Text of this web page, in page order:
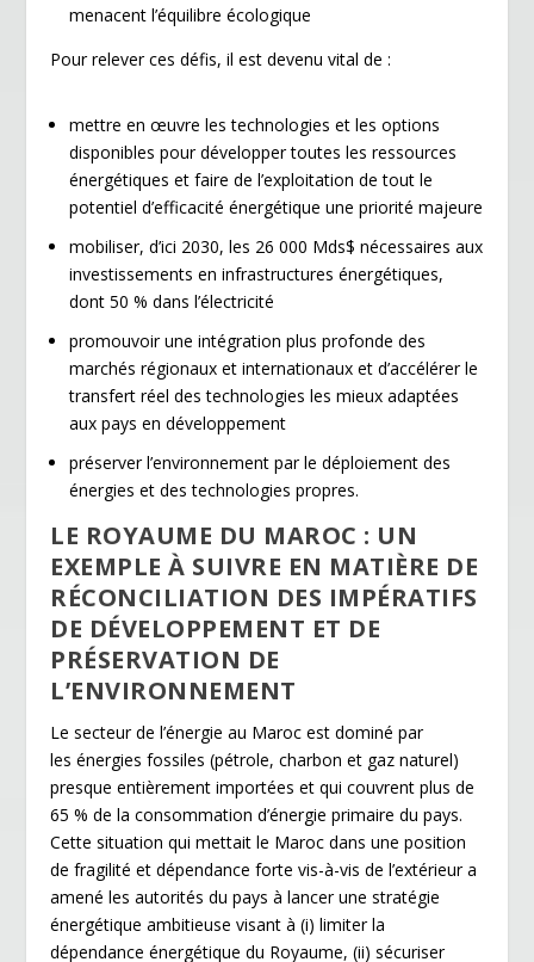
menacent l’équilibre écologique
Pour relever ces défis, il est devenu vital de :
mettre en œuvre les technologies et les options
disponibles pour développer toutes les ressources
énergétiques et faire de l’exploitation de tout le
potentiel d’efficacité énergétique une priorité majeure
mobiliser, d’ici 2030, les 26 000 Mds$ nécessaires aux
investissements en infrastructures énergétiques,
dont 50 % dans l’électricité
promouvoir une intégration plus profonde des
marchés régionaux et internationaux et d’accélérer le
transfert réel des technologies les mieux adaptées
aux pays en développement
préserver l’environnement par le déploiement des
énergies et des technologies propres.
LE ROYAUME DU MAROC : UN
EXEMPLE À SUIVRE EN MATIÈRE DE
RÉCONCILIATION DES IMPÉRATIFS
DE DÉVELOPPEMENT ET DE
PRÉSERVATION DE
L’ENVIRONNEMENT
Le secteur de l’énergie au Maroc est dominé par
les énergies fossiles (pétrole, charbon et gaz naturel)
presque entièrement importées et qui couvrent plus de
65 % de la consommation d’énergie primaire du pays.
Cette situation qui mettait le Maroc dans une position
de fragilité et dépendance forte vis-à-vis de l’extérieur a
amené les autorités du pays à lancer une stratégie
énergétique ambitieuse visant à (i) limiter la
dépendance énergétique du Royaume, (ii) sécuriser